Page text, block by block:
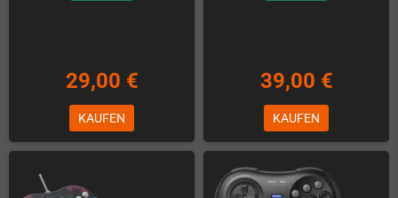
29,00 €
KAUFEN
39,00 €
KAUFEN